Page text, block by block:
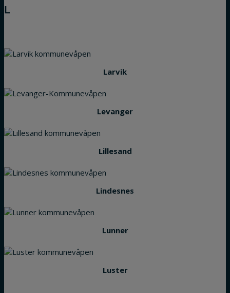
L
Larvik
Levanger
Lillesand
Lindesnes
Lunner
Luster